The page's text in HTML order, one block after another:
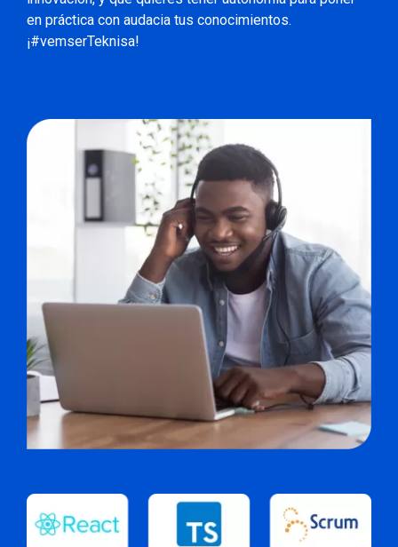
en práctica con audacia tus conocimientos.
¡#vemserTeknisa!